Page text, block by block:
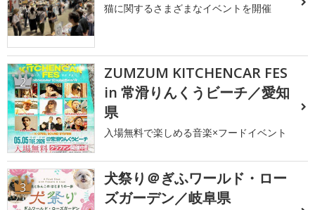
猫に関するさまざまなイベントを開催
2
ZUMZUM KITCHENCAR FES
in 常滑りんくうビーチ／愛知
県
入場無料で楽しめる音楽×フードイベント
3
犬祭り＠ぎふワールド・ロー
ズガーデン／岐阜県